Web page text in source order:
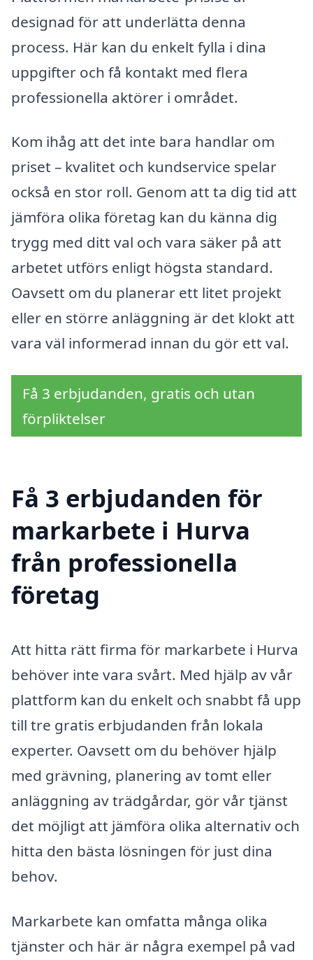
designad för att underlätta denna
process. Här kan du enkelt fylla i dina
uppgifter och få kontakt med flera
professionella aktörer i området.
Kom ihåg att det inte bara handlar om
priset – kvalitet och kundservice spelar
också en stor roll. Genom att ta dig tid att
jämföra olika företag kan du känna dig
trygg med ditt val och vara säker på att
arbetet utförs enligt högsta standard.
Oavsett om du planerar ett litet projekt
eller en större anläggning är det klokt att
vara väl informerad innan du gör ett val.
Få 3 erbjudanden, gratis och utan
förpliktelser
Få 3 erbjudanden för
markarbete i Hurva
från professionella
företag
Att hitta rätt firma för markarbete i Hurva
behöver inte vara svårt. Med hjälp av vår
plattform kan du enkelt och snabbt få upp
till tre gratis erbjudanden från lokala
experter. Oavsett om du behöver hjälp
med grävning, planering av tomt eller
anläggning av trädgårdar, gör vår tjänst
det möjligt att jämföra olika alternativ och
hitta den bästa lösningen för just dina
behov.
Markarbete kan omfatta många olika
tjänster och här är några exempel på vad